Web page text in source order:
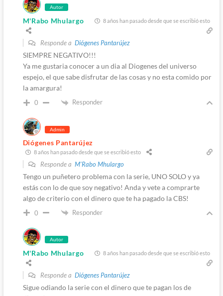
Autor
M'Rabo Mhulargo 8 años han pasado desde que se escribió esto
Responde a Diógenes Pantarújez
SIEMPRE NEGATIVO!!!
Ya me gustaria conocer a un dia al Diogenes del universo
espejo, el que sabe disfrutar de las cosas y no esta comido por
la amargura!
0 Responder
Admin
Diógenes Pantarújez
8 años han pasado desde que se escribió esto
Responde a M'Rabo Mhulargo
Tengo un puñetero problema con la serie, UNO SOLO y ya
estás con lo de que soy negativo! Anda y vete a comprarte
algo de criterio con el dinero que te ha pagado la CBS!
0 Responder
Autor
M'Rabo Mhulargo 8 años han pasado desde que se escribió esto
Responde a Diógenes Pantarújez
Sigue odiando la serie con el dinero que te pagan los de